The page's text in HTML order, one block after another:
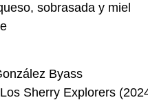
sobrasada y miel
Byass
Sherry Explorers